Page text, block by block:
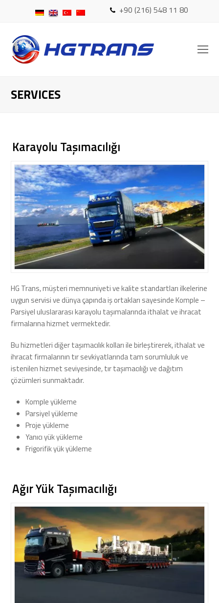
+90 (216) 548 11 80
SERVICES
Karayolu Taşımacılığı
HG Trans, müşteri memnuniyeti ve kalite standartları ilkelerine
uygun servisi ve dünya çapında iş ortakları sayesinde Komple –
Parsiyel uluslararası karayolu taşımalarında ithalat ve ihracat
firmalarına hizmet vermektedir.
Bu hizmetleri diğer taşımacılık kolları ile birleştirerek, ithalat ve
ihracat firmalarının tır sevkiyatlarında tam sorumluluk ve
istenilen hizmet seviyesinde, tır taşımacılığı ve dağıtım
çözümleri sunmaktadır.
Komple yükleme
Parsiyel yükleme
Proje yükleme
Yanıcı yük yükleme
Frigorifik yük yükleme
Ağır Yük Taşımacılığı